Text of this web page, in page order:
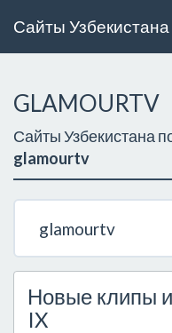
Сайты Узбекистана
GLAMOURTV
Сайты Узбекистана
glamourtv
Новые клипы
IX